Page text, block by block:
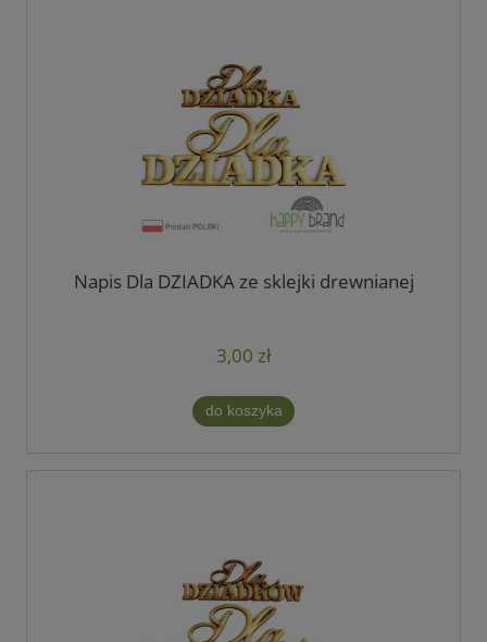
Napis Dla DZIADKA ze sklejki drewnianej
3,00 zł
do koszyka